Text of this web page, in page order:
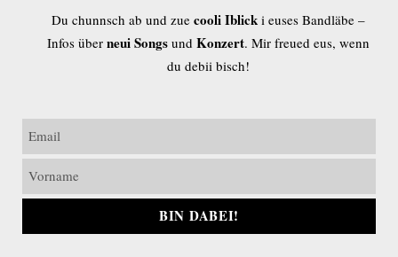
Du chunnsch ab und zue cooli Iblicki euses Bandläbe –
Infos über neui Songsund Konzert. Mir freued eus, wenn
du debii bisch!
BIN DABEI!